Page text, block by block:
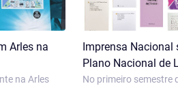
Arles na
na Arles
Imprensa Nacional
Plano Nacional de
No primeiro semestre